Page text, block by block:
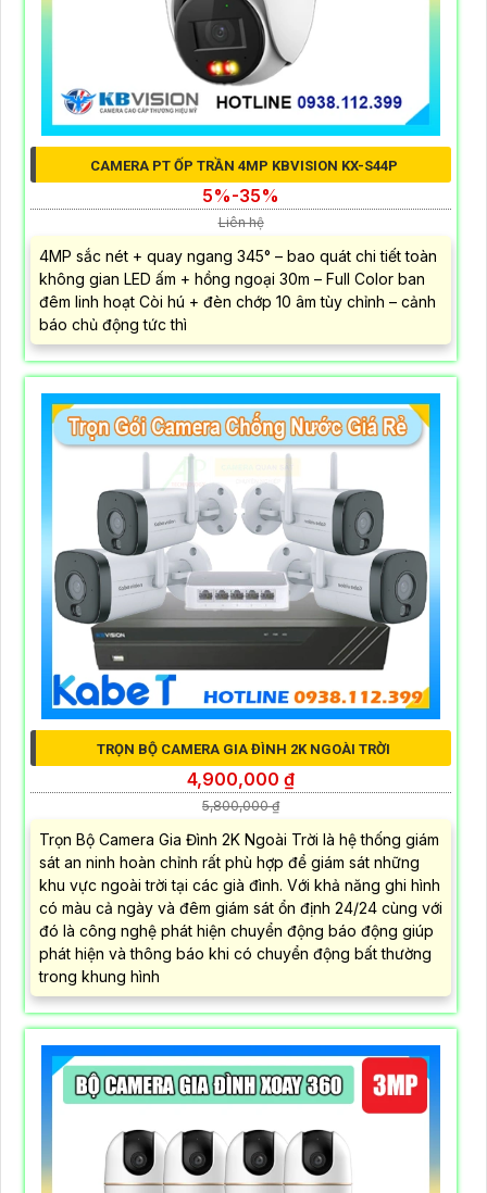
CAMERA PT ỐP TRẦN 4MP KBVISION KX-S44P
5%-35%
Liên hệ
4MP sắc nét + quay ngang 345° – bao quát chi tiết toàn
không gian LED ấm + hồng ngoại 30m – Full Color ban
đêm linh hoạt Còi hú + đèn chớp 10 âm tùy chỉnh – cảnh
báo chủ động tức thì
TRỌN BỘ CAMERA GIA ĐÌNH 2K NGOÀI TRỜI
4,900,000 ₫
5,800,000 ₫
Trọn Bộ Camera Gia Đình 2K Ngoài Trời là hệ thống giám
sát an ninh hoàn chỉnh rất phù hợp để giám sát những
khu vực ngoài trời tại các già đình. Với khả năng ghi hình
có màu cả ngày và đêm giám sát ổn định 24/24 cùng với
đó là công nghệ phát hiện chuyển động báo động giúp
phát hiện và thông báo khi có chuyển động bất thường
trong khung hình